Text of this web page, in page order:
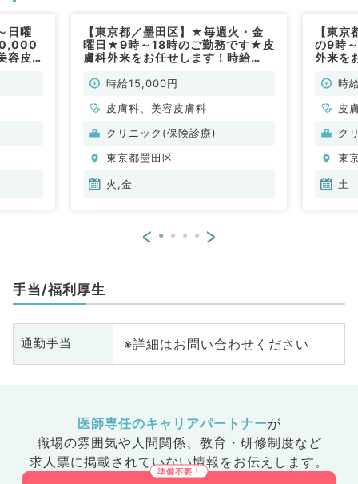
日曜
容皮
【東京都／墨田区】★毎週火・金
曜日★9時～18時のご勤務です★皮
膚科外来をお任せします！時給
科／非常勤）
時給15,000円
皮膚科、美容皮膚科
クリニック(保険診療)
東京都墨田区
火,金
【東
の9時
外来を
膚科時
皮
ク
東
土
< >
手当/福利厚生
通勤手当 ※詳細はお問い合わせください
医師専任のキャリアパートナーが
職場の雰囲気や人間関係、 教育・研修制度など
求人票に掲載されていない情報をお伝えします。